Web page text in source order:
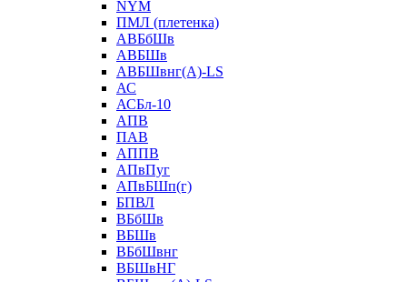
NYM
ПМЛ (плетенка)
АВБбШв
АВБШв
АВБШвнг(А)-LS
АС
АСБл-10
АПВ
ПАВ
АППВ
АПвПуг
АПвБШп(г)
БПВЛ
ВБбШв
ВБШв
ВБбШвнг
ВБШвНГ